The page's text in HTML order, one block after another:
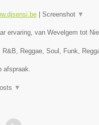
| Screenshot ▼
ervaring, van Wevelgem tot
R&B, Reggae, Soul, Funk,
afspraak.
▼